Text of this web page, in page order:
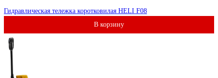
Гидравлическая тележка коротковилая HELI F08
В корзину